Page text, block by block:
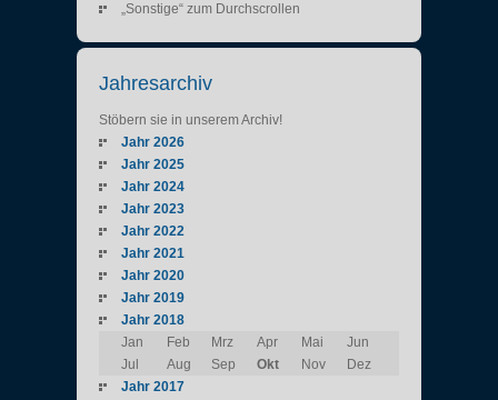
„Sonstige“ zum Durchscrollen
Jahresarchiv
Stöbern sie in unserem Archiv!
Jahr 2026
Jahr 2025
Jahr 2024
Jahr 2023
Jahr 2022
Jahr 2021
Jahr 2020
Jahr 2019
Jahr 2018
Jan
Feb Mrz Apr Mai
Jun
Jul
Aug Sep Okt Nov
Dez
Jahr 2017